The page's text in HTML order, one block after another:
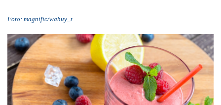
Foto: magnific/wahuy_t